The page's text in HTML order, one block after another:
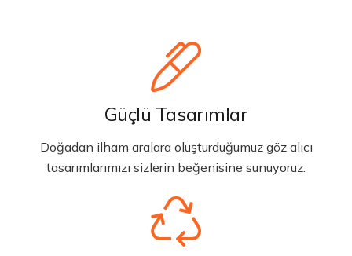
Güçlü Tasarımlar
Doğadan ilham aralara oluşturduğumuz göz alıcı
tasarımlarımızı sizlerin beğenisine sunuyoruz.